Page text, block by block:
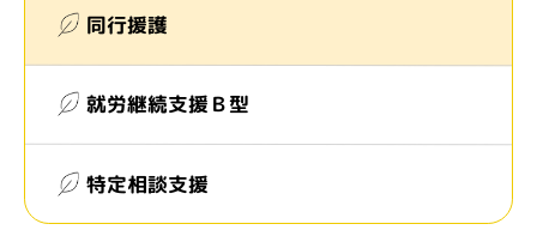
同行援護
就労継続支援Ｂ型
特定相談支援